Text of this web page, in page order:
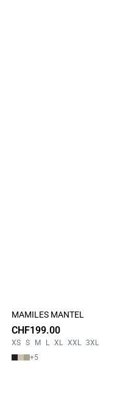
NEUHEIT
MAMILES MANTEL
CHF199.00
XS S M L XL XXL 3XL
+5